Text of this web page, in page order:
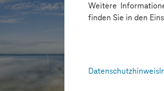
Weitere
finden Sie in den
Datenschutzhinweis